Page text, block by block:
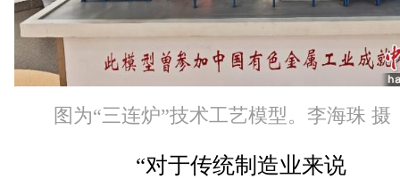
图为“三连炉”技术工艺模型。李海珠 摄
“对于传统制造业来说